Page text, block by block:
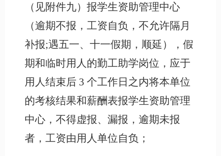
（见附件九）报学生资助管理中心
（逾期不报，工资自负，不允许隔月
补报;遇五一、十一假期，顺延），假
期和临时用人的勤工助学岗位，应于
用人结束后 3 个工作日之内将本单位
的考核结果和薪酬表报学生资助管理
中心，不得虚报、漏报，逾期未报
者，工资由用人单位自负；